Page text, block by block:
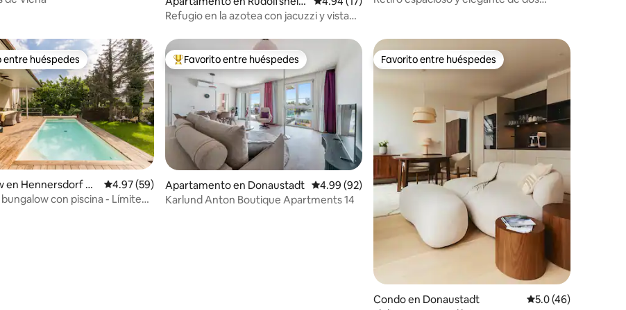
-Fünfhaus
Refugio en la azotea con jacuzzi y vista
5.0 de 5, 12 reseñas
entre huéspedes
entre huéspedes
en Hennersdorf be
Calificación promedio: 4.97 de 5, 59 reseñas
4.97 (59)
con piscina - Límite
Favorito entre huéspedes preferido
Favorito entre huéspedes
Apartamento en Donaustadt Calificación promedio: 4.99 de 5, 92 reseñas
4.99 (92)
Karlund Anton Boutique Apartments 14
Favorito entre huéspedes
Favorito entre huéspedes
Condo en Donaustadt Calificación
5.0 (46)